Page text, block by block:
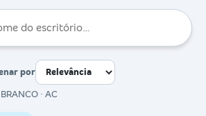
· AC
por